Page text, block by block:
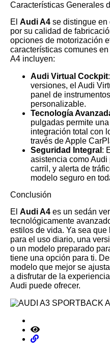
Características Generales
El Audi A4 se distingue en
por su calidad de
opciones de motorización
características comunes
A4 incluyen:
Audi Virtual Cockpit
versiones, el Audi
panel de
personalizable.
Tecnología
pulgadas permite
integración total con
través de Apple
Seguridad Integral :
asistencia como
carril, y alerta de
modelo seguro en
Conclusión
El Audi A4 es un sedán
tecnológicamente
estilos de vida. Ya sea
para el uso diario, una
o un modelo preparado
tiene una opción para ti.
modelo que mejor se
a disfrutar de la
Audi puede ofrecer.